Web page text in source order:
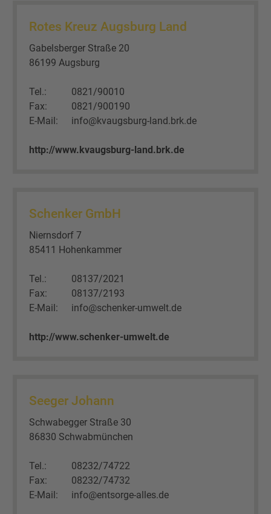
Rotes Kreuz Augsburg Land
Gabelsberger Straße 20
86199 Augsburg
Tel.:
0821/90010
Fax:
0821/900190
E-Mail:
info@kvaugsburg-land.brk.de
http://www.kvaugsburg-land.brk.de
Schenker GmbH
Niernsdorf 7
85411 Hohenkammer
Tel.:
08137/2021
Fax:
08137/2193
E-Mail:
info@schenker-umwelt.de
http://www.schenker-umwelt.de
Seeger Johann
Schwabegger Straße 30
86830 Schwabmünchen
Tel.:
08232/74722
Fax:
08232/74732
E-Mail:
info@entsorge-alles.de